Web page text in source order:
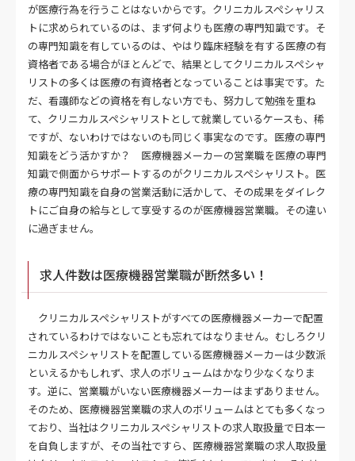
が医療行為を行うことはないからです。クリニカルスペシャリス
トに求められているのは、まず何よりも医療の専門知識です。そ
の専門知識を有しているのは、やはり臨床経験を有する医療の有
資格者である場合がほとんどで、結果としてクリニカルスペシャ
リストの多くは医療の有資格者となっていることは事実です。た
だ、看護師などの資格を有しない方でも、努力して勉強を重ね
て、クリニカルスペシャリストとして就業しているケースも、稀
ですが、ないわけではないのも同じく事実なのです。医療の専門
知識をどう活かすか？ 医療機器メーカーの営業職を医療の専門
知識で側面からサポートするのがクリニカルスペシャリスト。医
療の専門知識を自身の営業活動に活かして、その成果をダイレク
トにご自身の給与として享受するのが医療機器営業職。その違い
に過ぎません。
求人件数は医療機器営業職が断然多い！
クリニカルスペシャリストがすべての医療機器メーカーで配置
されているわけではないことも忘れてはなりません。むしろクリ
ニカルスペシャリストを配置している医療機器メーカーは少数派
といえるかもしれず、求人のボリュームはかなり少なくなりま
す。逆に、営業職がいない医療機器メーカーはまずありません。
そのため、医療機器営業職の求人のボリュームはとても多くなっ
ており、当社はクリニカルスペシャリストの求人取扱量で日本一
を自負しますが、その当社ですら、医療機器営業職の求人取扱量